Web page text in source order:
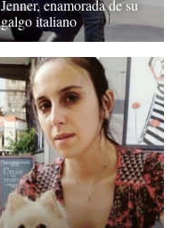
Jenner, enamorada de su
galgo italiano